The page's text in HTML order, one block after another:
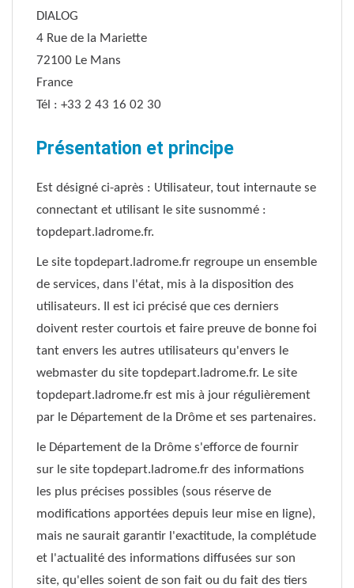
DIALOG
4 Rue de la Mariette
72100 Le Mans
France
Tél : +33 2 43 16 02 30
Présentation et principe
Est désigné ci-après : Utilisateur, tout internaute se
connectant et utilisant le site susnommé :
topdepart.ladrome.fr.
Le site topdepart.ladrome.fr regroupe un ensemble
de services, dans l'état, mis à la disposition des
utilisateurs. Il est ici précisé que ces derniers
doivent rester courtois et faire preuve de bonne foi
tant envers les autres utilisateurs qu'envers le
webmaster du site topdepart.ladrome.fr. Le site
topdepart.ladrome.fr est mis à jour régulièrement
par le Département de la Drôme et ses partenaires.
le Département de la Drôme s'efforce de fournir
sur le site topdepart.ladrome.fr des informations
les plus précises possibles (sous réserve de
modifications apportées depuis leur mise en ligne),
mais ne saurait garantir l'exactitude, la complétude
et l'actualité des informations diffusées sur son
site, qu'elles soient de son fait ou du fait des tiers